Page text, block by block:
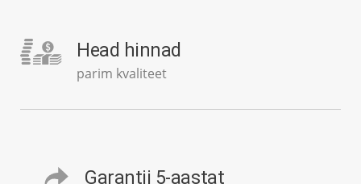
Head hinnad
parim kvaliteet
Garantii 5-aastat